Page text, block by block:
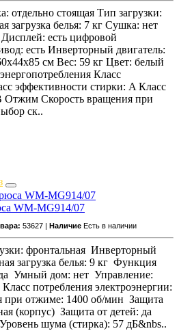
отдельно стоящая Тип загрузки:
загрузка белья: 7 кг Сушка: нет
есть цифровой
есть Инверторный двигатель:
см Вес: 59 кг Цвет: белый
Класс
эффективности стирки: A Класс
Отжим Скорость вращения при
ск..
WM-MG914/07
53627 | Наличие Есть в наличии
фронтальная Инверторный
загрузка белья: 9 кг Функция
Умный дом: нет Управление:
потребления электроэнергии:
при отжиме: 1400 об/мин Защита
(корпус) Защита от детей: да
шума (стирка): 57 дБ&nbs..